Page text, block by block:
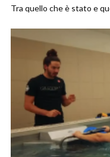
Tra quello che è stato e